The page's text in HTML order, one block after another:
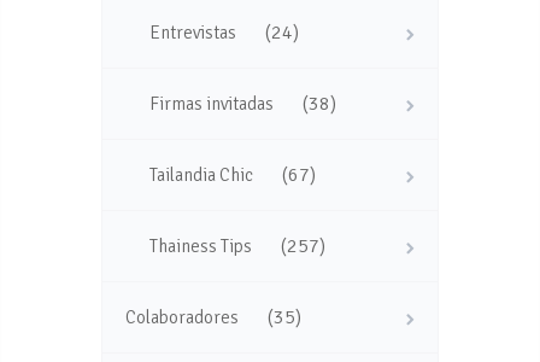
Entrevistas (24)
Firmas invitadas (38)
Tailandia Chic (67)
Thainess Tips (257)
Colaboradores (35)